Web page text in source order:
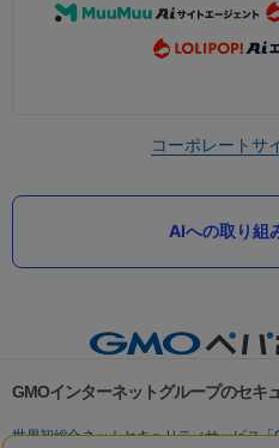
コーポレートサ
AIへの取り組
GMOインターネットグループのセキ
世界初総合ネットセキュリティサービス「